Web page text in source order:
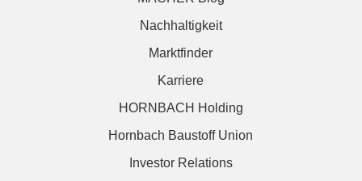
Nachhaltigkeit
Marktfinder
Karriere
HORNBACH Holding
Hornbach Baustoff Union
Investor Relations